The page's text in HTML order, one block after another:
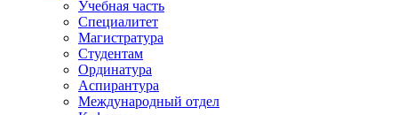
Учебная часть
Специалитет
Магистратура
Студентам
Ординатура
Аспирантура
Международный отдел